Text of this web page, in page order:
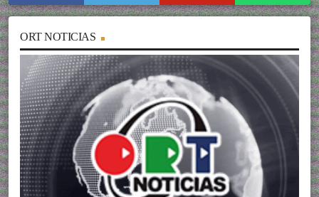
ORT NOTICIAS